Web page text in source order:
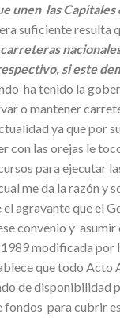
unen las Capitales
suficiente
carreteras
si este
ha tenido la
o mantener
ya que por
con las orejas le
para ejecutar
me da la razón y
agravante que el
convenio y asumir
modificada por
que todo Acto
de disponibilidad
para cubrir